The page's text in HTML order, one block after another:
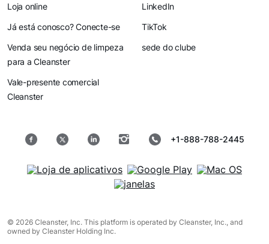
Loja online
Já está conosco? Conecte-se
Venda seu negócio de limpeza
para a Cleanster
Vale-presente comercial
Cleanster
LinkedIn
TikTok
sede do clube
+1-888-788-2445
© 2026 Cleanster, Inc. This platform is operated by Cleanster, Inc., and
owned by Cleanster Holding Inc.